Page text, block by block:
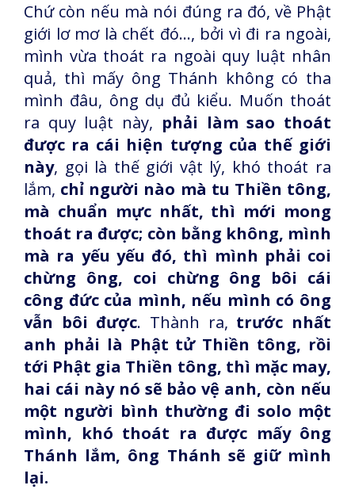
Chứ còn nếu mà nói đúng ra đó, về Phật
giới lơ mơ là chết đó…, bởi vì đi ra ngoài,
mình vừa thoát ra ngoài quy luật nhân
quả, thì mấy ông Thánh không có tha
mình đâu, ông dụ đủ kiểu. Muốn thoát
ra quy luật này, phải làm sao thoát
được ra cái hiện tượng của thế giới
này, gọi là thế giới vật lý, khó thoát ra
lắm, chỉ người nào mà tu Thiền tông,
mà chuẩn mực nhất, thì mới mong
thoát ra được; còn bằng không, mình
mà ra yếu yếu đó, thì mình phải coi
chừng ông, coi chừng ông bôi cái
công đức của mình, nếu mình có ông
vẫn bôi được. Thành ra, trước nhất
anh phải là Phật tử Thiền tông, rồi
tới Phật gia Thiền tông, thì mặc may,
hai cái này nó sẽ bảo vệ anh, còn nếu
một người bình thường đi solo một
mình, khó thoát ra được mấy ông
Thánh lắm, ông Thánh sẽ giữ mình
lại.